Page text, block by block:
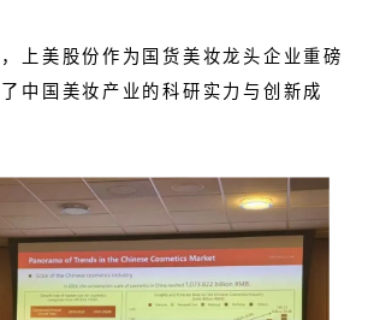
上美股份作为国货美妆龙头企业重磅
中国美妆产业的科研实力与创新成